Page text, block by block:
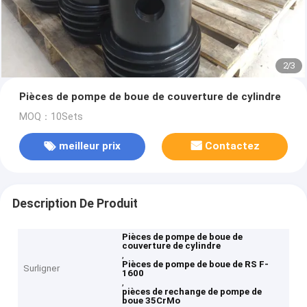
2/3
Pièces de pompe de boue de couverture de cylindre
MOQ：10Sets
meilleur prix Contactez
Description De Produit
Surligner
Pièces de pompe de boue de
couverture de cylindre
,
Pièces de pompe de boue de RS F-
1600
,
pièces de rechange de pompe de
boue 35CrMo